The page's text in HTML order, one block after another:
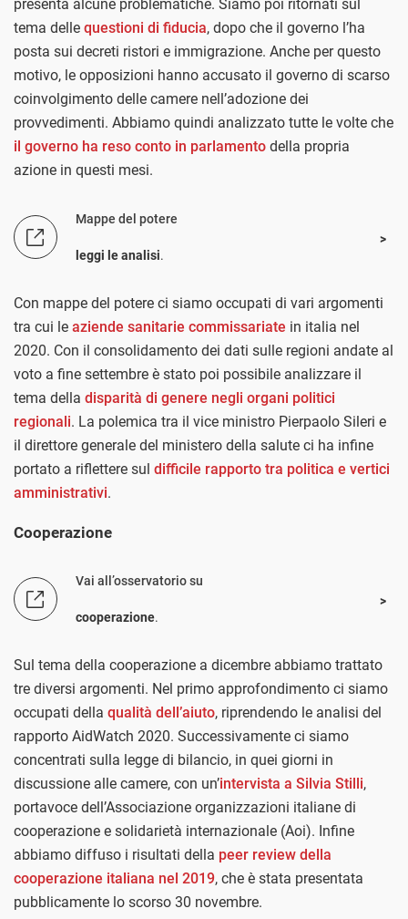
presenta alcune problematiche. Siamo poi ritornati sul
tema delle questioni di fiducia, dopo che il governo l’ha
posta sui decreti ristori e immigrazione. Anche per questo
motivo, le opposizioni hanno accusato il governo di scarso
coinvolgimento delle camere nell’adozione dei
provvedimenti. Abbiamo quindi analizzato tutte le volte che
il governo ha reso conto in parlamento della propria
azione in questi mesi.
Mappe del potere
leggi le analisi.
Con mappe del potere ci siamo occupati di vari argomenti
tra cui le aziende sanitarie commissariate in italia nel
2020. Con il consolidamento dei dati sulle regioni andate al
voto a fine settembre è stato poi possibile analizzare il
tema della disparità di genere negli organi politici
regionali. La polemica tra il vice ministro Pierpaolo Sileri e
il direttore generale del ministero della salute ci ha infine
portato a riflettere sul difficile rapporto tra politica e vertici
amministrativi.
Cooperazione
Vai all’osservatorio su
cooperazione.
Sul tema della cooperazione a dicembre abbiamo trattato
tre diversi argomenti. Nel primo approfondimento ci siamo
occupati della qualità dell’aiuto, riprendendo le analisi del
rapporto AidWatch 2020. Successivamente ci siamo
concentrati sulla legge di bilancio, in quei giorni in
discussione alle camere, con un’intervista a Silvia Stilli,
portavoce dell’Associazione organizzazioni italiane di
cooperazione e solidarietà internazionale (Aoi). Infine
abbiamo diffuso i risultati della peer review della
cooperazione italiana nel 2019, che è stata presentata
pubblicamente lo scorso 30 novembre.